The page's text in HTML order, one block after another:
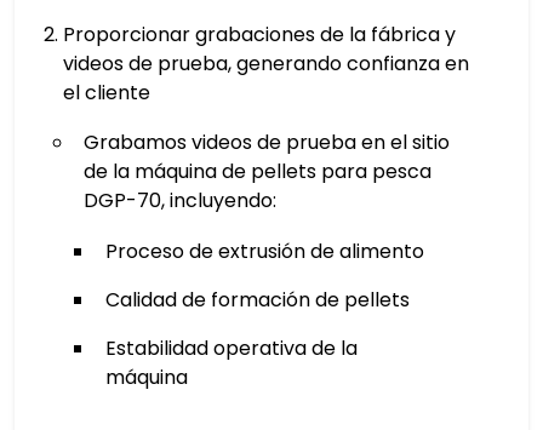
Proporcionar grabaciones de la fábrica y
videos de prueba, generando confianza en
el cliente
Grabamos videos de prueba en el sitio
de la máquina de pellets para pesca
DGP-70, incluyendo:
Proceso de extrusión de alimento
Calidad de formación de pellets
Estabilidad operativa de la
máquina